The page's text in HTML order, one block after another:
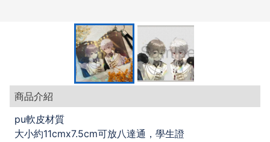
商品介紹
pu軟皮材質
大小約11cmx7.5cm可放八達通，學生證